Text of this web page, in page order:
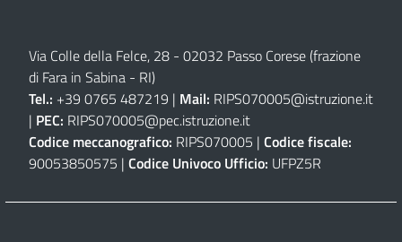
Via Colle della Felce, 28 - 02032 Passo Corese (frazione
di Fara in Sabina - RI)
Tel.: +39 0765 487219 | Mail: RIPS070005@istruzione.it
| PEC: RIPS070005@pec.istruzione.it
Codice meccanografico: RIPS070005 | Codice fiscale:
90053850575 | Codice Univoco Ufficio: UFPZ5R